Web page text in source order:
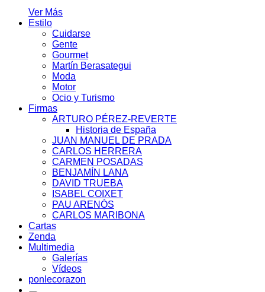
Ver Más
Estilo
Cuidarse
Gente
Gourmet
Martín Berasategui
Moda
Motor
Ocio y Turismo
Firmas
ARTURO PÉREZ-REVERTE
Historia de España
JUAN MANUEL DE PRADA
CARLOS HERRERA
CARMEN POSADAS
BENJAMÍN LANA
DAVID TRUEBA
ISABEL COIXET
PAU ARENÓS
CARLOS MARIBONA
Cartas
Zenda
Multimedia
Galerías
Vídeos
ponlecorazon